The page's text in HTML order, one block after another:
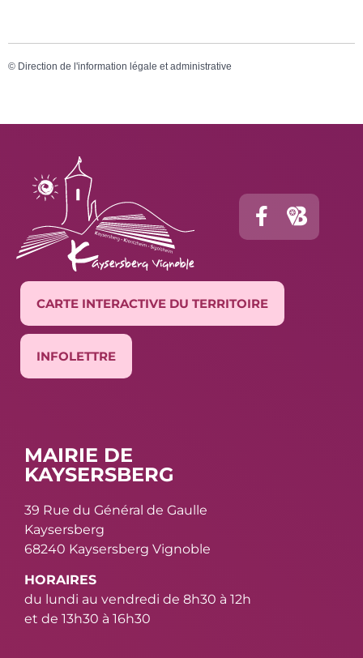
© Direction de l'information légale et administrative
CARTE INTERACTIVE DU TERRITOIRE
INFOLETTRE
MAIRIE DE
KAYSERSBERG
39 Rue du Général de Gaulle
Kaysersberg
68240 Kaysersberg Vignoble
HORAIRES
du lundi au vendredi de 8h30 à 12h
et de 13h30 à 16h30